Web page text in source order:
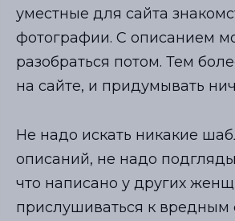
уместные для сайта
фотографии. С описанием
разобраться потом. Тем
на сайте, и придумывать
Не надо искать никакие
описаний, не надо
что написано у других
прислушиваться к вредным